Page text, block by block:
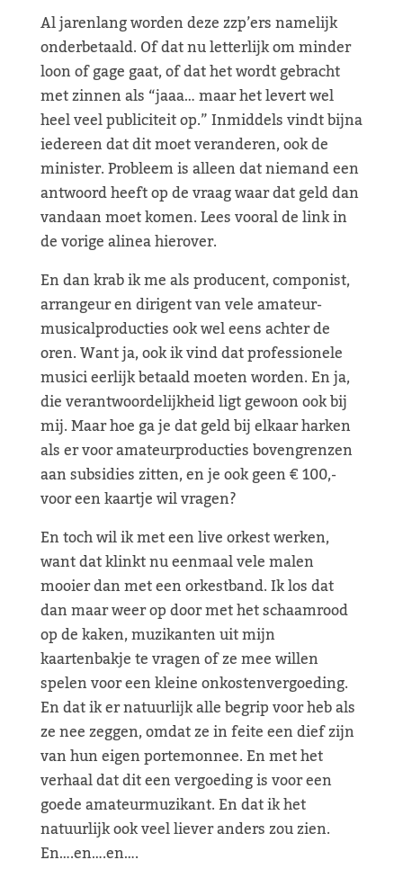
Al jarenlang worden deze zzp’ers namelijk
onderbetaald. Of dat nu letterlijk om minder
loon of gage gaat, of dat het wordt gebracht
met zinnen als “jaaa… maar het levert wel
heel veel publiciteit op.” Inmiddels vindt bijna
iedereen dat dit moet veranderen, ook de
minister. Probleem is alleen dat niemand een
antwoord heeft op de vraag waar dat geld dan
vandaan moet komen. Lees vooral de link in
de vorige alinea hierover.
En dan krab ik me als producent, componist,
arrangeur en dirigent van vele amateur-
musicalproducties ook wel eens achter de
oren. Want ja, ook ik vind dat professionele
musici eerlijk betaald moeten worden. En ja,
die verantwoordelijkheid ligt gewoon ook bij
mij. Maar hoe ga je dat geld bij elkaar harken
als er voor amateurproducties bovengrenzen
aan subsidies zitten, en je ook geen € 100,-
voor een kaartje wil vragen?
En toch wil ik met een live orkest werken,
want dat klinkt nu eenmaal vele malen
mooier dan met een orkestband. Ik los dat
dan maar weer op door met het schaamrood
op de kaken, muzikanten uit mijn
kaartenbakje te vragen of ze mee willen
spelen voor een kleine onkostenvergoeding.
En dat ik er natuurlijk alle begrip voor heb als
ze nee zeggen, omdat ze in feite een dief zijn
van hun eigen portemonnee. En met het
verhaal dat dit een vergoeding is voor een
goede amateurmuzikant. En dat ik het
natuurlijk ook veel liever anders zou zien.
En….en….en….